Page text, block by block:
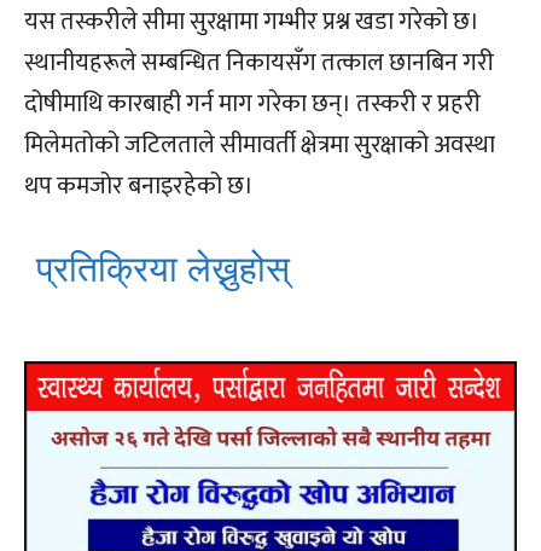
यस तस्करीले सीमा सुरक्षामा गम्भीर प्रश्न खडा गरेको छ।
स्थानीयहरूले सम्बन्धित निकायसँग तत्काल छानबिन गरी
दोषीमाथि कारबाही गर्न माग गरेका छन्। तस्करी र प्रहरी
मिलेमतोको जटिलताले सीमावर्ती क्षेत्रमा सुरक्षाको अवस्था
थप कमजोर बनाइरहेको छ।
प्रतिक्रिया लेख्नुहोस्